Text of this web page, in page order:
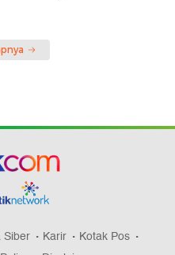
Siber Karir
Kotak Pos